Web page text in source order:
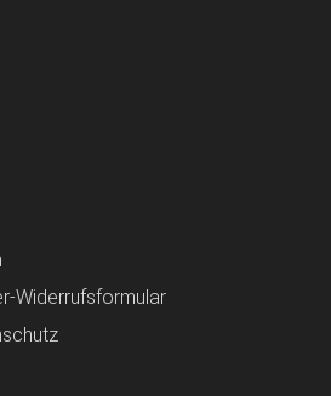
Widerrufsformular